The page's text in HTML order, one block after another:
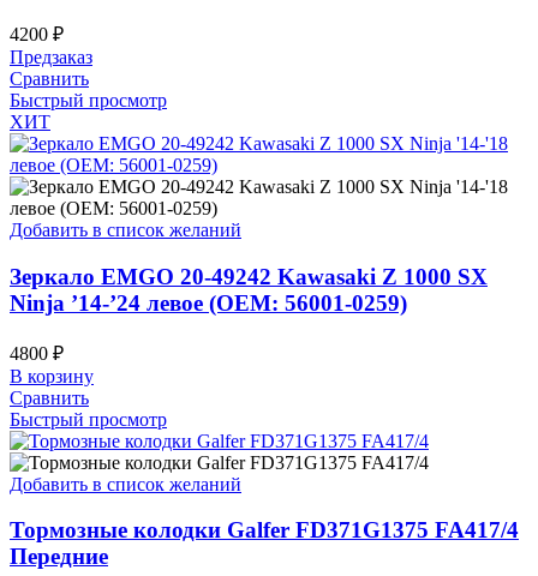
4200 ₽
Предзаказ
Сравнить
Быстрый просмотр
ХИТ
Добавить в список желаний
Зеркало EMGO 20-49242 Kawasaki Z 1000 SX
Ninja ’14-’24 левое (OEM: 56001-0259)
4800 ₽
В корзину
Сравнить
Быстрый просмотр
Добавить в список желаний
Тормозные колодки Galfer FD371G1375 FA417/4
Передние